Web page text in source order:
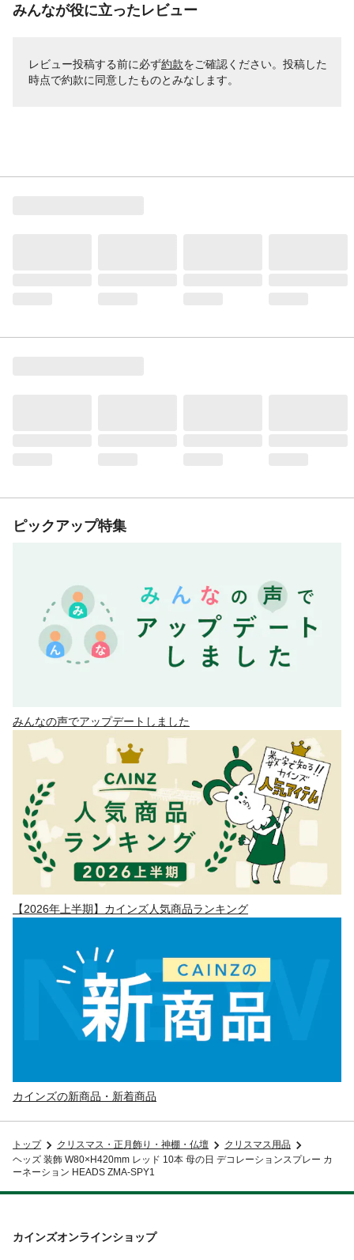
みんなが役に立ったレビュー
レビュー投稿する前に必ず約款をご確認ください。投稿した
時点で約款に同意したものとみなします。
ピックアップ特集
みんなの声でアップデートしました
【2026年上半期】カインズ人気商品ランキング
カインズの新商品・新着商品
トップ クリスマス・正月飾り・神棚・仏壇
クリスマス用品
ヘッズ 装飾 W80×H420mm レッド 10本 母の日 デコレーションスプレー カ
ーネーション HEADS ZMA-SPY1
カインズオンラインショップ